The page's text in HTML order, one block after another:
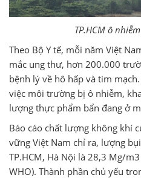
TP.HCM ô
Theo Bộ Y tế, mỗi năm Việt
mắc ung thư, hơn 200.000
bệnh lý về hô hấp và tim
việc môi trường bị ô nhiễm,
lượng thực phẩm bẩn đang ở
Báo cáo chất lượng không khí
vững Việt Nam chỉ ra, lượng
TP.HCM, Hà Nội là 28,3 Mg/
WHO). Thành phần chủ yếu